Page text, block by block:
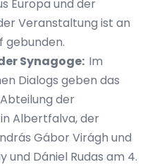
Europa und der
Veranstaltung ist an
gebunden.
Synagoge: Im
Dialogs geben das
der
Albertfalva, der
Gábor Virágh und
und Dániel Rudas am 4.